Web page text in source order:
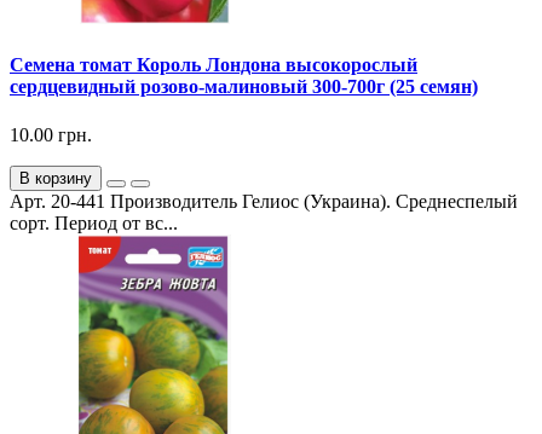
Семена томат Король Лондона высокорослый
сердцевидный розово-малиновый 300-700г (25 семян)
10.00 грн.
В корзину
Арт. 20-441 Производитель Гелиос (Украина). Среднеспелый
сорт. Период от вс...